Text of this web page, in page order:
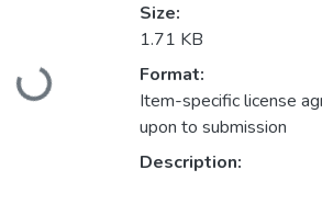
Loading...
Size:
1.71 KB
Format:
Item-specific license
upon to submission
Description: